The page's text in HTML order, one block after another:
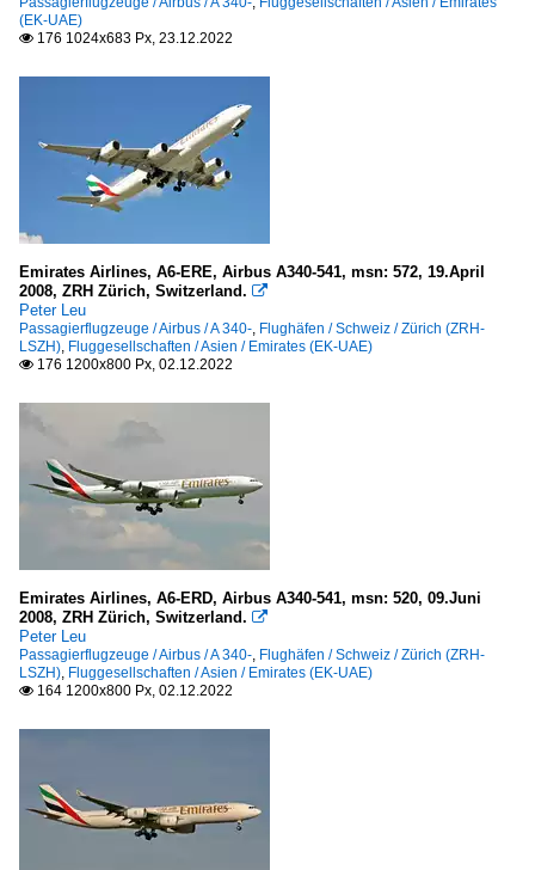
Frankreich
Perpignan-Rivesaltes (PGF-LFMP)
Toulouse-Blagnac (TLS-LFBO)
Großbritannien
Italien
Kanada
Malaysia
(EK-UAE)
 176 1024x683 Px, 23.12.2022
Emirates Airlines, A6-ERE, Airbus A340-541, msn: 572, 19.April
2008, ZRH Zürich, Switzerland. 
Peter Leu
Passagierflugzeuge / Airbus / A 340-, Flughäfen / Schweiz / Zürich (ZRH-
LSZH), Fluggesellschaften / Asien / Emirates (EK-UAE)
 176 1200x800 Px, 02.12.2022
Emirates Airlines, A6-ERD, Airbus A340-541, msn: 520, 09.Juni
2008, ZRH Zürich, Switzerland. 
Peter Leu
Passagierflugzeuge / Airbus / A 340-, Flughäfen / Schweiz / Zürich (ZRH-
LSZH), Fluggesellschaften / Asien / Emirates (EK-UAE)
 164 1200x800 Px, 02.12.2022